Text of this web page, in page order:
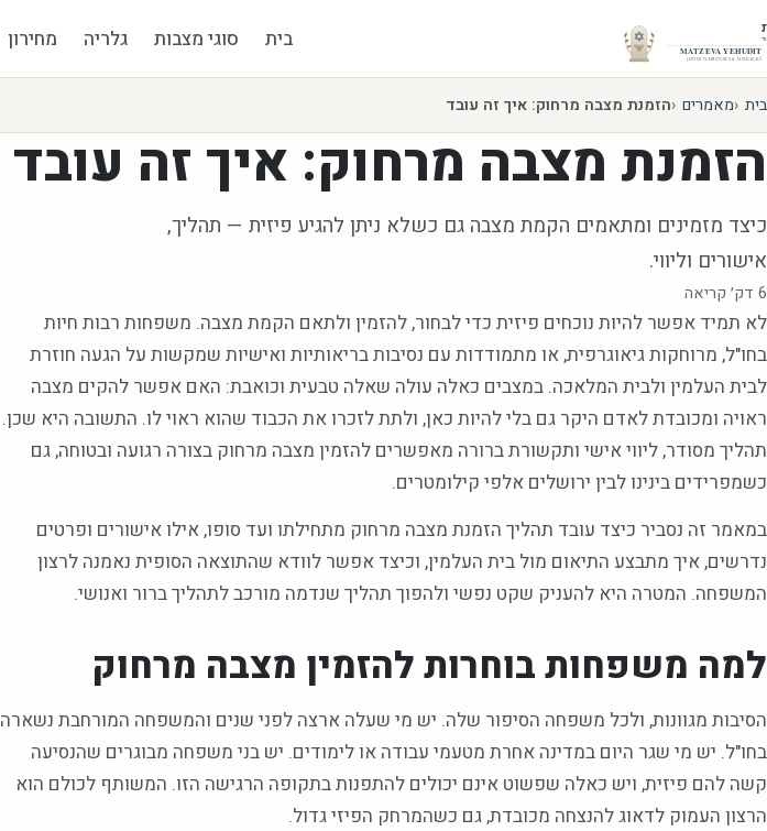
בית סוגי מצבות גלריה מחירון
בית מאמרים הזמנת מצבה מרחוק: איך זה עובד
הזמנת מצבה מרחוק: איך זה עובד
כיצד מזמינים ומתאמים הקמת מצבה גם כשלא ניתן להגיע פיזית — תהליך,
אישורים וליווי.
6 דק׳ קריאה
לא תמיד אפשר להיות נוכחים פיזית כדי לבחור, להזמין ולתאם הקמת מצבה. משפחות רבות חיות
בחו"ל, מרוחקות גיאוגרפית, או מתמודדות עם נסיבות בריאותיות ואישיות שמקשות על הגעה חוזרת
לבית העלמין ולבית המלאכה. במצבים כאלה עולה שאלה טבעית וכואבת: האם אפשר להקים מצבה
ראויה ומכובדת לאדם היקר גם בלי להיות כאן, ולתת לזכרו את הכבוד שהוא ראוי לו. התשובה היא שכן.
תהליך מסודר, ליווי אישי ותקשורת ברורה מאפשרים להזמין מצבה מרחוק בצורה רגועה ובטוחה, גם
כשמפרידים בינינו לבין ירושלים אלפי קילומטרים.
במאמר זה נסביר כיצד עובד תהליך הזמנת מצבה מרחוק מתחילתו ועד סופו, אילו אישורים ופרטים
נדרשים, איך מתבצע התיאום מול בית העלמין, וכיצד אפשר לוודא שהתוצאה הסופית נאמנה לרצון
המשפחה. המטרה היא להעניק שקט נפשי ולהפוך תהליך שנדמה מורכב לתהליך ברור ואנושי.
למה משפחות בוחרות להזמין מצבה מרחוק
הסיבות מגוונות, ולכל משפחה הסיפור שלה. יש מי שעלה ארצה לפני שנים והמשפחה המורחבת נשארה
בחו"ל. יש מי שגר היום במדינה אחרת מטעמי עבודה או לימודים. יש בני משפחה מבוגרים שהנסיעה
קשה להם פיזית, ויש כאלה שפשוט אינם יכולים להתפנות בתקופה הרגישה הזו. המשותף לכולם הוא
הרצון העמוק לדאוג להנצחה מכובדת, גם כשהמרחק הפיזי גדול.